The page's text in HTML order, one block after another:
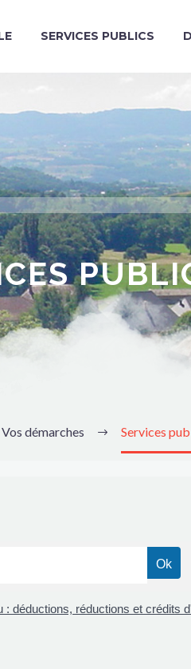
SERVICES PUBLICS
Vos démarches Services
: déductions, réductions et crédits